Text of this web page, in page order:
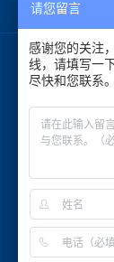
公司
在线
请您留言
感谢您的关注
线，请填写一
尽快和您联系。